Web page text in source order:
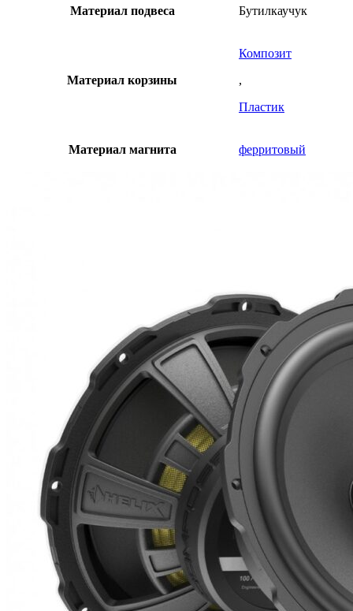
Материал подвеса Бутилкаучук
Материал корзины
Композит
,
Пластик
Материал магнита ферритовый